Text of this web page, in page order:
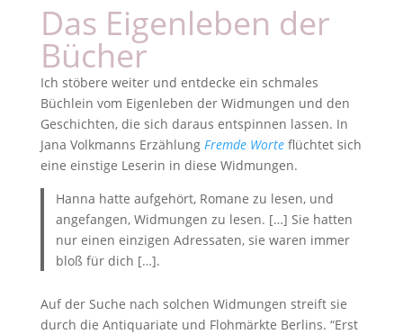
Das Eigenleben der
Bücher
Ich stöbere weiter und entdecke ein schmales
Büchlein vom Eigenleben der Widmungen und den
Geschichten, die sich daraus entspinnen lassen. In
Jana Volkmanns Erzählung Fremde Worteflüchtet sich
eine einstige Leserin in diese Widmungen.
Hanna hatte aufgehört, Romane zu lesen, und
angefangen, Widmungen zu lesen. […] Sie hatten
nur einen einzigen Adressaten, sie waren immer
bloß für dich […].
Auf der Suche nach solchen Widmungen streift sie
durch die Antiquariate und Flohmärkte Berlins. “Erst